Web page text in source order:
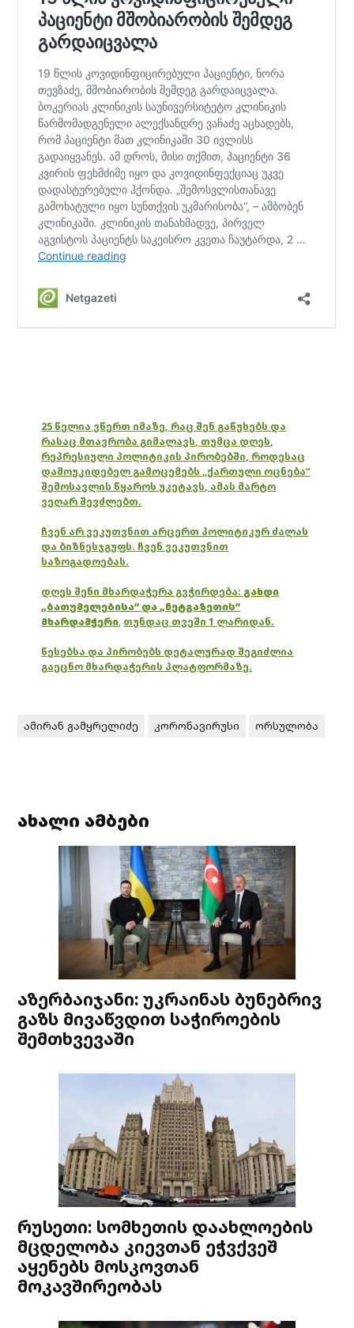
25 წელია ვწერთ იმაზე, რაც შენ გაწუხებს და
რასაც მთავრობა გიმალავს, თუმცა დღეს,
რეპრესიული პოლიტიკის პირობებში, როდესაც
დამოუკიდებელ გამოცემებს „ქართული ოცნება“
შემოსავლის წყაროს უკეტავს, ამას მარტო
ვეღარ შევძლებთ.
ჩვენ არ ვეკუთვნით არცერთ პოლიტიკურ ძალას
და ბიზნესჯგუფს. ჩვენ ვეკუთვნით
საზოგადოებას.
დღეს შენი მხარდაჭერა გვჭირდება: გახდი
„ბათუმელებისა“ და „ნეტგაზეთის“
მხარდამჭერი, თუნდაც თვეში 1 ლარიდან.
წესებსა და პირობებს დეტალურად შეგიძლია
გაეცნო მხარდაჭერის პლატფორმაზე.
ამირან გამყრელიძე კორონავირუსი ორსულობა
ახალი ამბები
აზერბაიჯანი: უკრაინას ბუნებრივ
გაზს მივაწვდით საჭიროების
შემთხვევაში
რუსეთი: სომხეთის დაახლოების
მცდელობა კიევთან ეჭვქვეშ
აყენებს მოსკოვთან
მოკავშირეობას